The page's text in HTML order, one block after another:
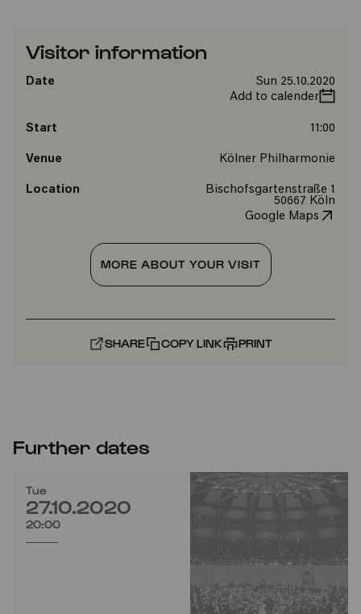
Visitor information
Date
Sun 25.10.2020
Add to calender
Start 11:00
Venue Kölner Philharmonie
Location
Bischofsgartenstraße 1
50667 Köln
Google Maps
MORE ABOUT YOUR VISIT
SHARE COPY LINK PRINT
Further dates
Tue
27.10.2020
20:00